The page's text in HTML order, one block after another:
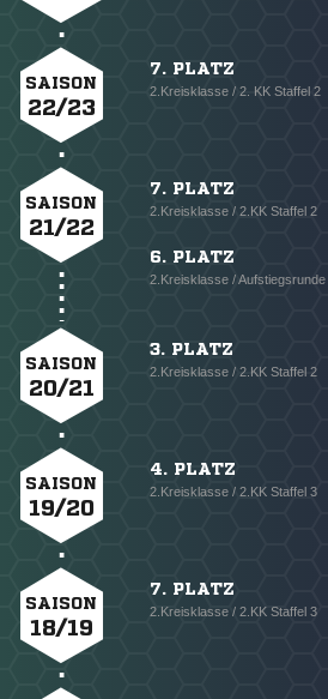
SAISON
22/23
7. PLATZ
2.Kreisklasse / 2. KK Staffel 2
SAISON
21/22
7. PLATZ
2.Kreisklasse / 2.KK Staffel 2
6. PLATZ
2.Kreisklasse / Aufstiegsrunde
SAISON
20/21
3. PLATZ
2.Kreisklasse / 2.KK Staffel 2
SAISON
19/20
4. PLATZ
2.Kreisklasse / 2.KK Staffel 3
SAISON
18/19
7. PLATZ
2.Kreisklasse / 2.KK Staffel 3